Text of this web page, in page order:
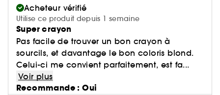
Acheteur vérifié
Utilise ce produit depuis 1 semaine
Super crayon
Pas facile de trouver un bon crayon à
sourcils, et davantage le bon coloris blond.
Celui-ci me convient parfaitement, est fa...
Voir plus
Recommande : Oui